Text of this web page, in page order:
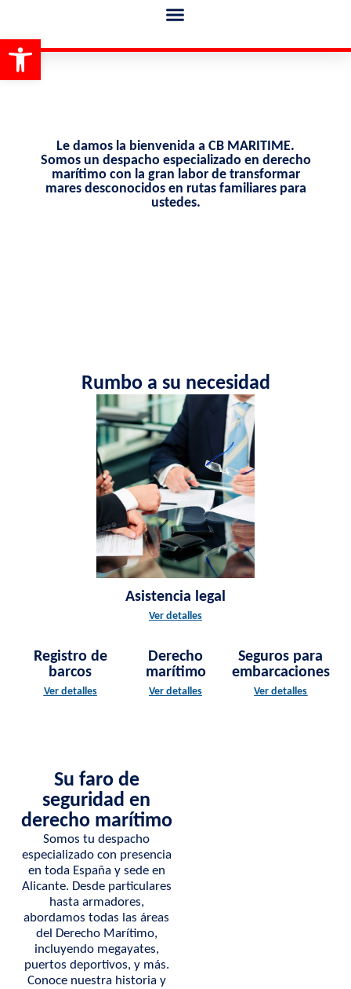
Abrir barra de herramientas
Le damos la bienvenida a CB MARITIME.
Somos un despacho especializado en derecho
marítimo con la gran labor de transformar
mares desconocidos en rutas familiares para
ustedes.
Rumbo a su necesidad
Asistencia legal
Ver detalles
Registro de
barcos
Ver detalles
Derecho
marítimo
Ver detalles
Seguros para
embarcaciones
Ver detalles
Su faro de
seguridad en
derecho marítimo
Somos tu despacho
especializado con presencia
en toda España y sede en
Alicante. Desde particulares
hasta armadores,
abordamos todas las áreas
del Derecho Marítimo,
incluyendo megayates,
puertos deportivos, y más.
Conoce nuestra historia y